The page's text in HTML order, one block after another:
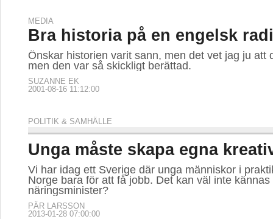
MEDIA
Bra historia på en engelsk
Önskar historien varit sann, men det vet jag ju att
men den var så skickligt berättad.
SUZANNE EK
2001-08-16 11:12:00
POLITIK & SAMHÄLLE
Unga måste skapa egna
Vi har idag ett Sverige där unga människor i
Norge bara för att få jobb. Det kan väl inte
näringsminister?
PÄR LARSSON
2013-01-28 07:00:00